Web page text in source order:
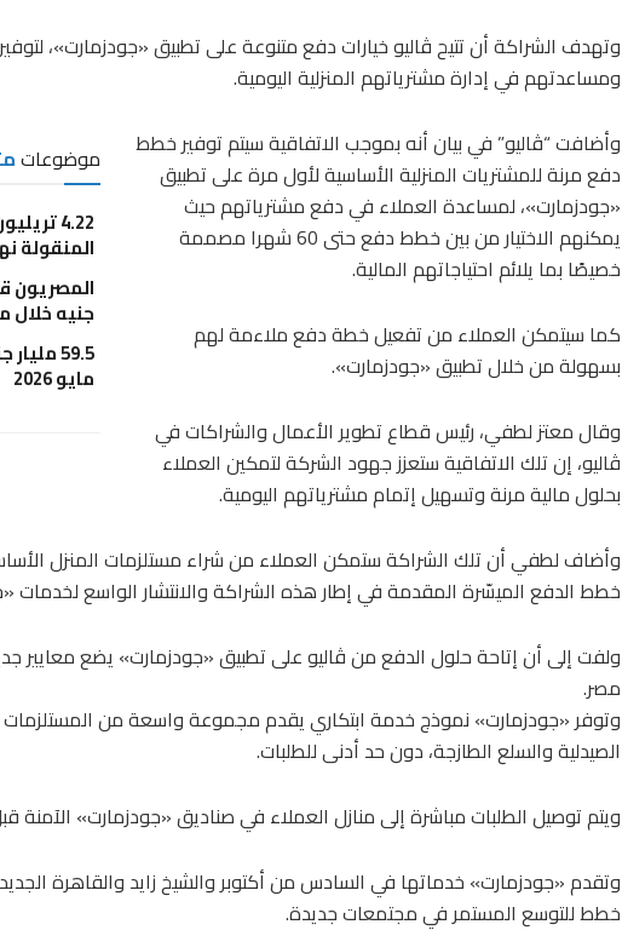
وتهدف الشراكة أن تتيح ڤاليو خيارات دفع متنوعة على تطبيق «جودزمارت»،
ومساعدتهم في إدارة مشترياتهم المنزلية اليومية.
موضوعات
4.22
المنقولة
جنيه خلال
59.5
مايو 2026
وأضافت “ڤاليو” في بيان أنه بموجب الاتفاقية سيتم توفير خطط
دفع مرنة للمشتريات المنزلية الأساسية لأول مرة على تطبيق
«جودزمارت»، لمساعدة العملاء في دفع مشترياتهم حيث
يمكنهم الاختيار من بين خطط دفع حتى 60 شهرا مصممة
خصيصًا بما يلائم احتياجاتهم المالية.
كما سيتمكن العملاء من تفعيل خطة دفع ملاءمة لهم
بسهولة من خلال تطبيق «جودزمارت».
وقال معتز لطفي، رئيس قطاع تطوير الأعمال والشراكات في
ڤاليو، إن تلك الاتفاقية ستعزز جهود الشركة لتمكين العملاء
بحلول مالية مرنة وتسهيل إتمام مشترياتهم اليومية.
وأضاف لطفي أن تلك الشراكة ستمكن العملاء من شراء مستلزمات المنزل
خطط الدفع الميسّرة المقدمة في إطار هذه الشراكة والانتشار الواسع لخدمات
ولفت إلى أن إتاحة حلول الدفع من ڤاليو على تطبيق «جودزمارت» يضع معايير
مصر.
وتوفر «جودزمارت» نموذج خدمة ابتكاري يقدم مجموعة واسعة من المستلزمات
الصيدلية والسلع الطازجة، دون حد أدنى للطلبات.
ويتم توصيل الطلبات مباشرة إلى منازل العملاء في صناديق «جودزمارت» الآمنة قبل الساعة
وتقدم «جودزمارت» خدماتها في السادس من أكتوبر والشيخ زايد والقاهرة
خطط للتوسع المستمر في مجتمعات جديدة.